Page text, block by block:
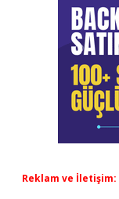
Reklam ve İletişim: